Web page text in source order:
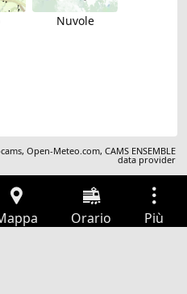
Nuvole
,Open-Meteo.com,CAMS ENSEMBLE
data provider
Orario Più